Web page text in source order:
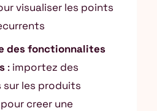
visualiser les points
des fonctionnalites
: importez des
les produits
creer une